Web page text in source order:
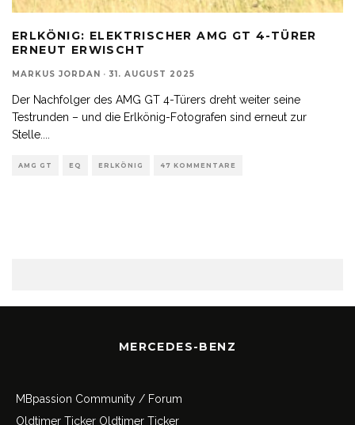
ERLKÖNIG: ELEKTRISCHER AMG GT 4-TÜRER
ERNEUT ERWISCHT
MARKUS JORDAN · 31. AUGUST 2025
Der Nachfolger des AMG GT 4-Türers dreht weiter seine
Testrunden – und die Erlkönig-Fotografen sind erneut zur
Stelle.
AMG GT EQ ERLKÖNIG 47 KOMMENTARE
MERCEDES-BENZ
MBpassion Community / Forum
Oldtimer Ticker Oldtimer Ticker